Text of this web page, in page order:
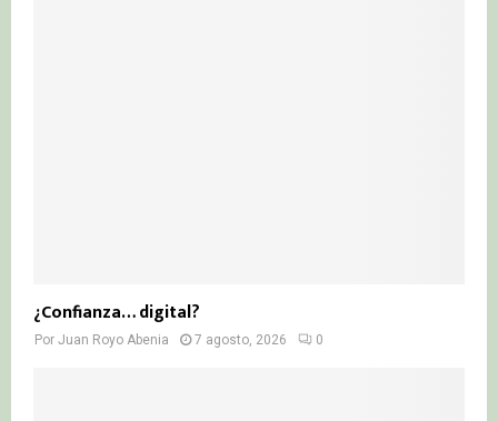
¿Confianza… digital?
Por Juan Royo Abenia 7 agosto, 2026 0